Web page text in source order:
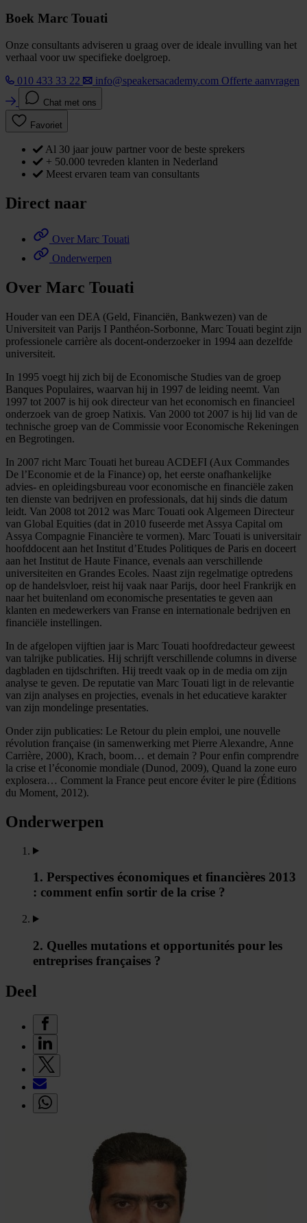
Boek Marc Touati
Onze consultants adviseren u graag over de ideale invulling van het
verhaal voor uw specifieke doelgroep.
010 433 33 22
info@speakersacademy.com Offerte aanvragen
Chat met ons
Favoriet
Al 30 jaar jouw partner voor de beste sprekers
+ 50.000 tevreden klanten in Nederland
Meest ervaren team van consultants
Direct naar
Over Marc Touati
Onderwerpen
Over Marc Touati
Houder van een DEA (Geld, Financiën, Bankwezen) van de
Universiteit van Parijs I Panthéon-Sorbonne, Marc Touati begint zijn
professionele carrière als docent-onderzoeker in 1994 aan dezelfde
universiteit.
In 1995 voegt hij zich bij de Economische Studies van de groep
Banques Populaires, waarvan hij in 1997 de leiding neemt. Van
1997 tot 2007 is hij ook directeur van het economisch en financieel
onderzoek van de groep Natixis. Van 2000 tot 2007 is hij lid van de
technische groep van de Commissie voor Economische Rekeningen
en Begrotingen.
In 2007 richt Marc Touati het bureau ACDEFI (Aux Commandes
De l’Economie et de la Finance) op, het eerste onafhankelijke
advies- en opleidingsbureau voor economische en financiële zaken
ten dienste van bedrijven en professionals, dat hij sinds die datum
leidt. Van 2008 tot 2012 was Marc Touati ook Algemeen Directeur
van Global Equities (dat in 2010 fuseerde met Assya Capital om
Assya Compagnie Financière te vormen). Marc Touati is universitair
hoofddocent aan het Institut d’Etudes Politiques de Paris en doceert
aan het Institut de Haute Finance, evenals aan verschillende
universiteiten en Grandes Ecoles. Naast zijn regelmatige optredens
op de handelsvloer, reist hij vaak naar Parijs, door heel Frankrijk en
naar het buitenland om economische presentaties te geven aan
klanten en medewerkers van Franse en internationale bedrijven en
financiële instellingen.
In de afgelopen vijftien jaar is Marc Touati hoofdredacteur geweest
van talrijke publicaties. Hij schrijft verschillende columns in diverse
dagbladen en tijdschriften. Hij treedt vaak op in de media om zijn
analyse te geven. De reputatie van Marc Touati ligt in de relevantie
van zijn analyses en projecties, evenals in het educatieve karakter
van zijn mondelinge presentaties.
Onder zijn publicaties: Le Retour du plein emploi, une nouvelle
révolution française (in samenwerking met Pierre Alexandre, Anne
Carrière, 2000), Krach, boom… et demain ? Pour enfin comprendre
la crise et l’économie mondiale (Dunod, 2009), Quand la zone euro
explosera… Comment la France peut encore éviter le pire (Éditions
du Moment, 2012).
Onderwerpen
1. Perspectives économiques et financières 2013
: comment enfin sortir de la crise ?
2. Quelles mutations et opportunités pour les
entreprises françaises ?
Deel